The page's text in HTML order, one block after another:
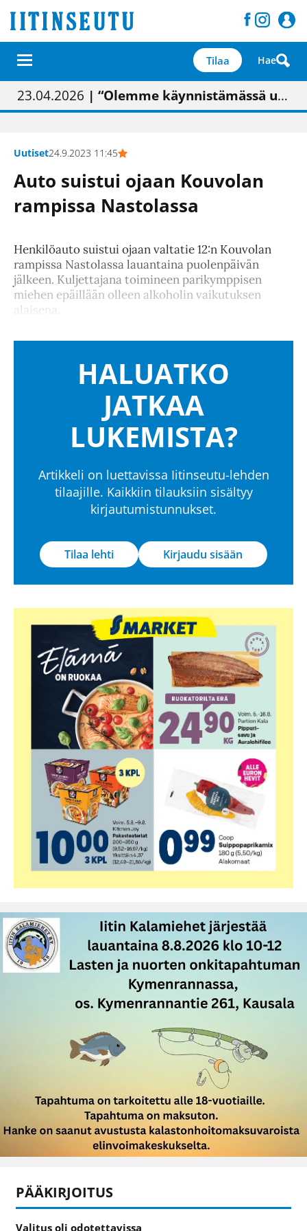
Tilaa Hae
01.02.2026 | Painon vaihtumisen pitäisi näkyä hieman parempana painojäljen laatuna lehdessä
05.02.2026 | Uudistettu kunnantalo on valoisa
23.04.2026 | “Olemme käynnistämässä uudelleen keskustavisiotyön”
09.05.2026| "Maalla on totuttu elämään omavaraisemmin kuin kaupungissa"
Uutiset24.9.2023 11:45
Auto suistui ojaan Kouvolan
rampissa Nastolassa
Henkilöauto suistui ojaan valtatie 12:n Kouvolan
rampissa Nastolassa lauantaina puolenpäivän
jälkeen. Kuljettajana toimineen parikymppisen
miehen epäillään olleen alkoholin vaikutuksen
alaisena.
HALUATKO
JATKAA
LUKEMISTA?
Artikkeli on luettavissa Iitinseutu-lehden
tilaajille. Kaikkiin tilauksiin sisältyy
kirjautumistunnukset.
Tilaa lehti Kirjaudu sisään
PÄÄKIRJOITUS
Valitus oli odotettavissa